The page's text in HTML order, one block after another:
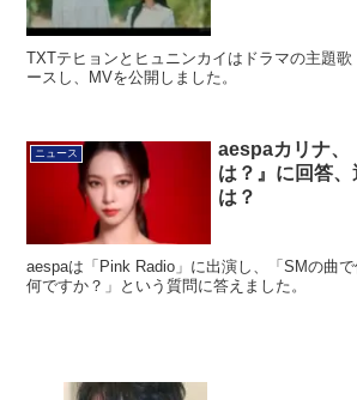
TXTテヒョンとヒュニンカイはドラマの主題歌
ースし、MVを公開しました。
ニュース
aespaカリナ、
は？』に回答
は？
aespaは「Pink Radio」に出演し、「SMの曲
何ですか？」という質問に答えました。